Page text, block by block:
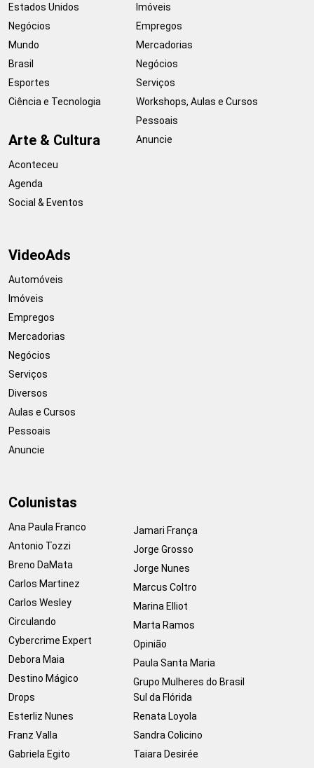
Estados Unidos
Negócios
Mundo
Brasil
Esportes
Ciência e Tecnologia
Arte & Cultura
Aconteceu
Agenda
Social & Eventos
Imóveis
Empregos
Mercadorias
Negócios
Serviços
Workshops, Aulas e Cursos
Pessoais
Anuncie
VideoAds
Automóveis
Imóveis
Empregos
Mercadorias
Negócios
Serviços
Diversos
Aulas e Cursos
Pessoais
Anuncie
Colunistas
Ana Paula Franco
Antonio Tozzi
Breno DaMata
Carlos Martinez
Carlos Wesley
Circulando
Cybercrime Expert
Debora Maia
Destino Mágico
Drops
Esterliz Nunes
Franz Valla
Gabriela Egito
Jamari França
Jorge Grosso
Jorge Nunes
Marcus Coltro
Marina Elliot
Marta Ramos
Opinião
Paula Santa Maria
Grupo Mulheres do Brasil
Sul da Flórida
Renata Loyola
Sandra Colicino
Taiara Desirée